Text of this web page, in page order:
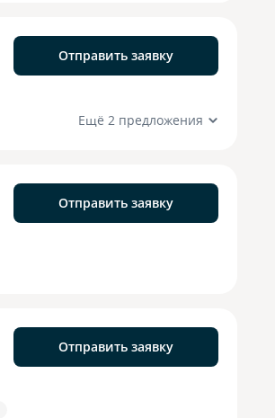
Отправить заявку
Ещё 2 предложения
Отправить заявку
Отправить заявку